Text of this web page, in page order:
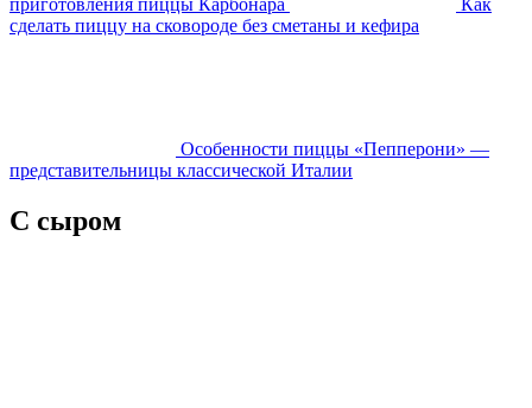
приготовления пиццы Карбонара
Как
сделать пиццу на сковороде без сметаны и кефира
Особенности пиццы «Пепперони» —
представительницы классической Италии
С сыром